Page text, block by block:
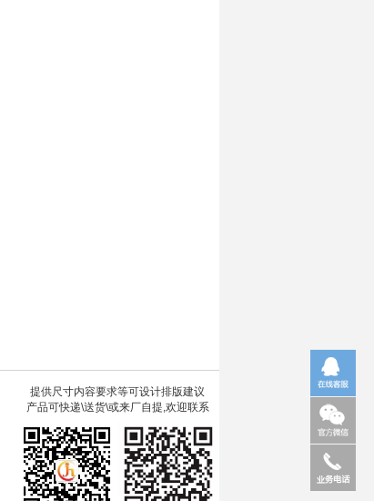
提供尺寸内容要求等可设计排版建议
产品可快递\送货\或来厂自提,欢迎联系